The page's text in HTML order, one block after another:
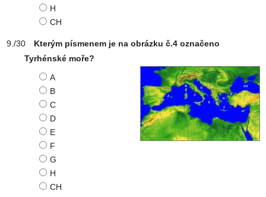
H
CH
Kterým písmenem je na obrázku č.4 označeno
Tyrhénské moře?
A
B
C
D
E
F
G
H
CH